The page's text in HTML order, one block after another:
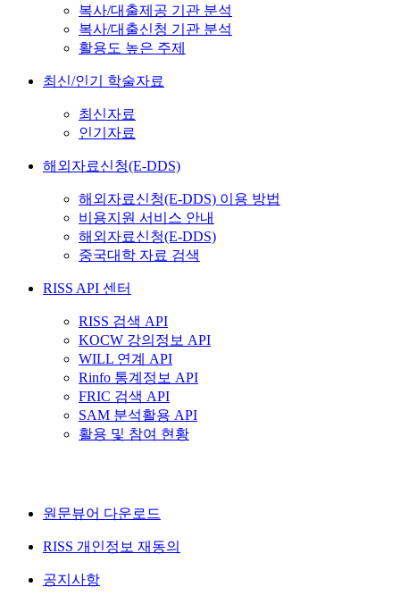
복사/대출제공 기관 분석
복사/대출신청 기관 분석
활용도 높은 주제
최신/인기 학술자료
최신자료
인기자료
해외자료신청(E-DDS)
해외자료신청(E-DDS) 이용 방법
비용지원 서비스 안내
해외자료신청(E-DDS)
중국대학 자료 검색
RISS API 센터
RISS 검색 API
KOCW 강의정보 API
WILL 연계 API
Rinfo 통계정보 API
FRIC 검색 API
SAM 분석활용 API
활용 및 참여 현황
원문뷰어 다운로드
RISS 개인정보 재동의
공지사항